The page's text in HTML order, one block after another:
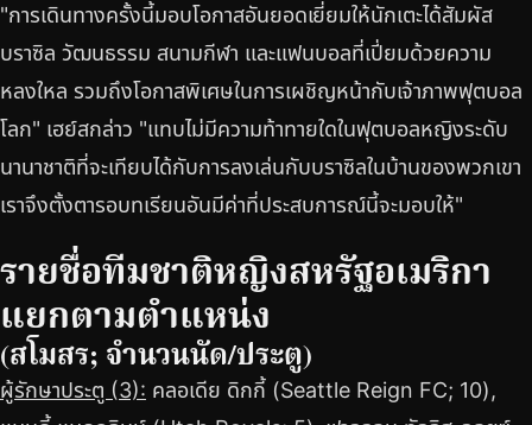
"การเดินทางครั้งนี้มอบโอกาสอันยอดเยี่ยมให้นักเตะได้สัมผัส
บราซิล วัฒนธรรม สนามกีฬา และแฟนบอลที่เปี่ยมด้วยความ
หลงใหล รวมถึงโอกาสพิเศษในการเผชิญหน้ากับเจ้าภาพฟุตบอล
โลก" เฮย์สกล่าว "แทบไม่มีความท้าทายใดในฟุตบอลหญิงระดับ
นานาชาติที่จะเทียบได้กับการลงเล่นกับบราซิลในบ้านของพวกเขา
เราจึงตั้งตารอบทเรียนอันมีค่าที่ประสบการณ์นี้จะมอบให้"
รายชื่อทีมชาติหญิงสหรัฐอเมริกา
แยกตามตำแหน่ง
(สโมสร; จำนวนนัด/ประตู)
ผู้รักษาประตู (3): คลอเดีย ดิกกี้ (Seattle Reign FC; 10),